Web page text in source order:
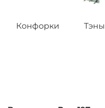
Конфорки